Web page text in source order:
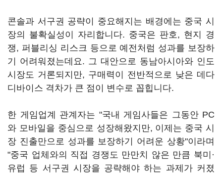
콘솔과 서구권 공략이 중요해지는 배경에는 중국 시
장의 불확실성이 자리합니다. 중국은 판호, 현지 경
쟁, 퍼블리싱 리스크 등으로 예전처럼 성과를 보장하
기 어려워졌는데요. 그 대안으로 동남아시아와 인도
시장도 거론되지만, 구매력이 전반적으로 낮은 데다
디바이스 격차가 큰 점이 변수로 꼽힙니다.
한 게임업계 관계자는 "국내 게임사들은 그동안 PC
와 모바일을 중심으로 성장해왔지만, 이제는 중국 시
장 진출만으로 성과를 보장하기 어려운 상황"이라며
"중국 업체와의 직접 경쟁도 만만치 않은 만큼 북미·
유럽 등 서구권 시장을 공략해야 하는 과제가 커졌